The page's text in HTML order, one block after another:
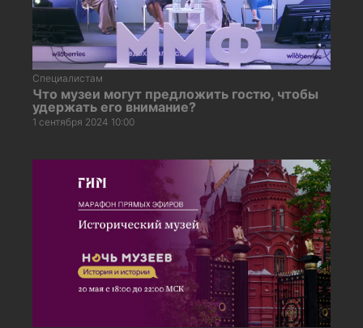
Специалистам
Что музеи могут предложить гостю, чтобы
удержать его внимание?
1 сентября 2024 10:00